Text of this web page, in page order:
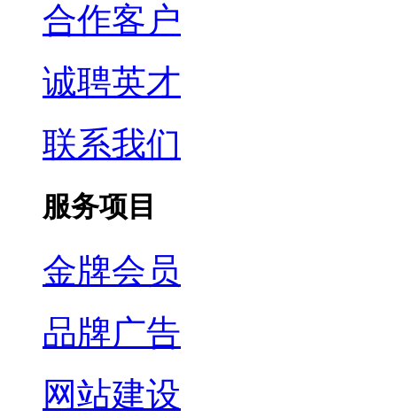
合作客户
诚聘英才
联系我们
服务项目
金牌会员
品牌广告
网站建设